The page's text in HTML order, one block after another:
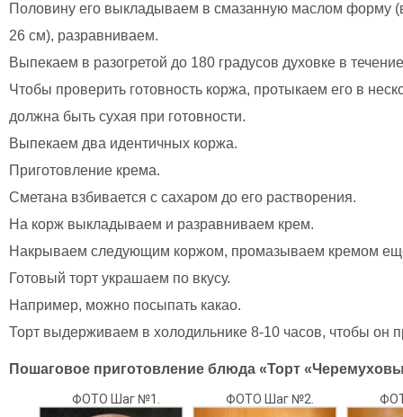
Половину его выкладываем в смазанную маслом форму
26 см), разравниваем.
Выпекаем в разогретой до 180 градусов духовке в
Чтобы проверить готовность коржа, протыкаем его в
должна быть сухая при готовности.
Выпекаем два идентичных коржа.
Приготовление крема.
Сметана взбивается с сахаром до его растворения.
На корж выкладываем и разравниваем крем.
Накрываем следующим коржом, промазываем кремом
Готовый торт украшаем по вкусу.
Например, можно посыпать какао.
Торт выдерживаем в холодильнике 8-10 часов, чтобы он
Пошаговое приготовление блюда «Торт
ФОТО Шаг №1. ФОТО Шаг №2.